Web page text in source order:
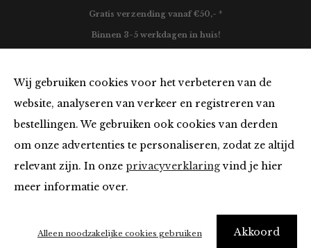
Wij gebruiken cookies voor het verbeteren van de
website, analyseren van verkeer en registreren van
bestellingen. We gebruiken ook cookies van derden
om onze advertenties te personaliseren, zodat ze altijd
relevant zijn. In onze privacyverklaringvind je hier
meer informatie over.
Akkoord
Alleen noodzakelijke cookies gebruiken
Gratis verzending vanaf €50,- *
Binnen 3-5 werkdagen in huis!
Tops en Blouses
Home Winkel Kleding Tops en Blouses